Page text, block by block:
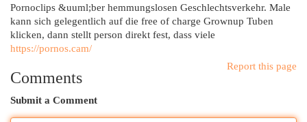
Pornoclips &uuml;ber hemmungslosen Geschlechtsverkehr. Male
kann sich gelegentlich auf die free of charge Grownup Tuben
klicken, dann stellt person direkt fest, dass viele
https://pornos.cam/
Report this page
Comments
Submit a Comment